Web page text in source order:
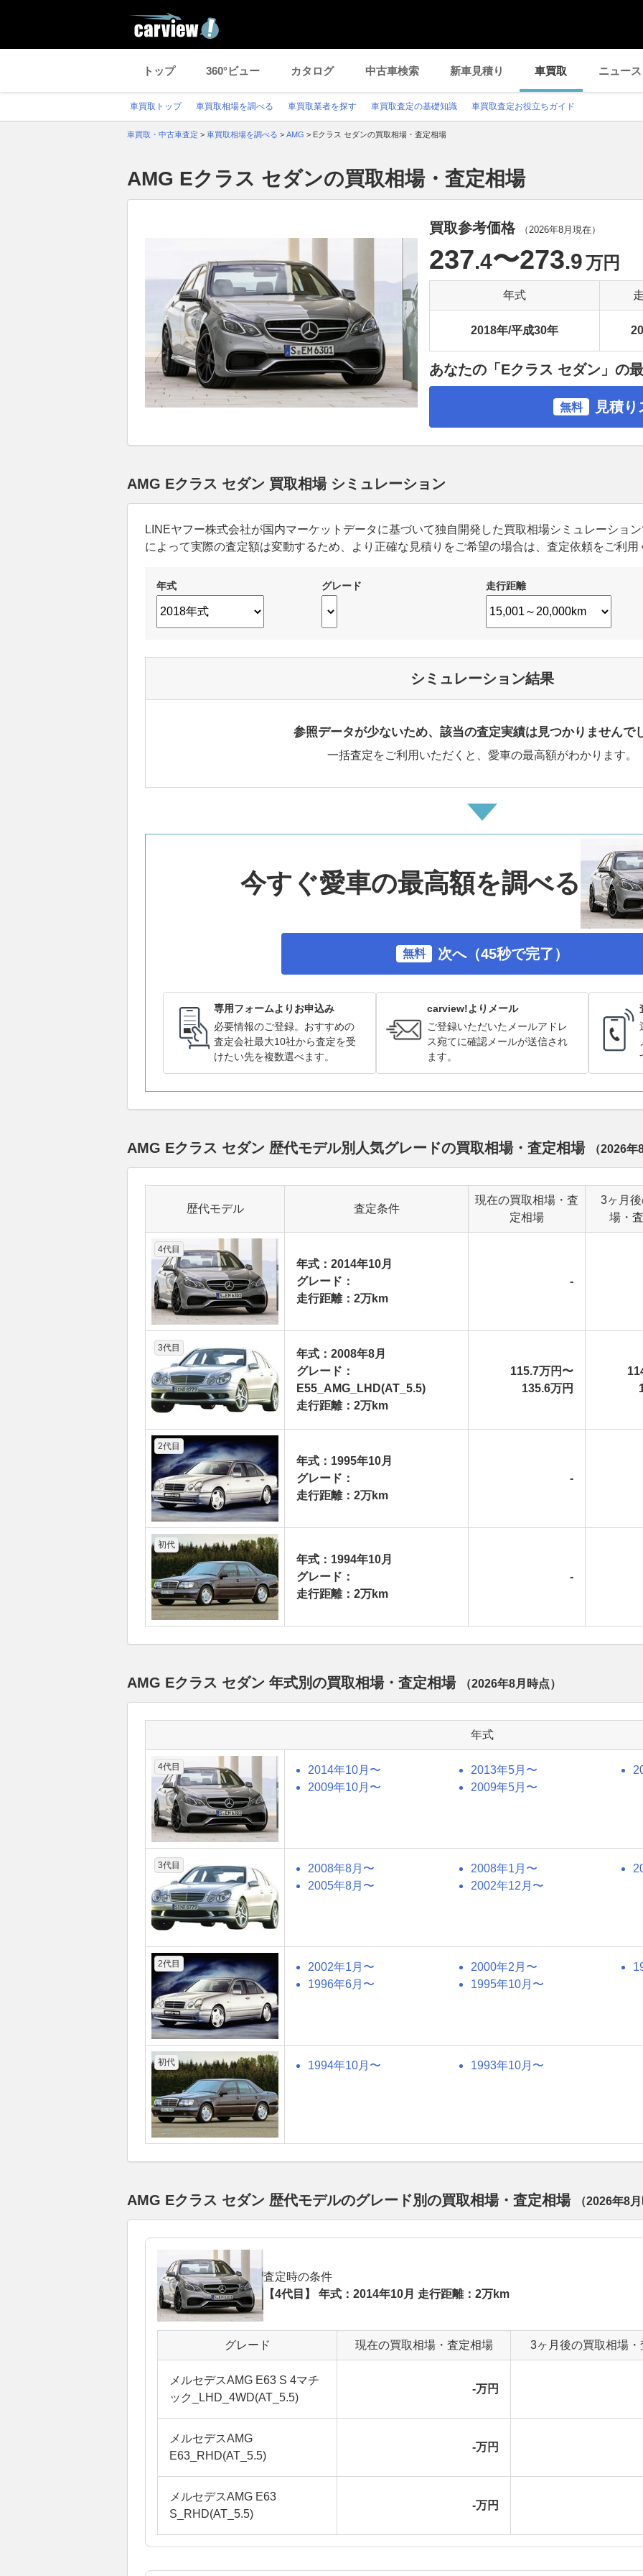
トップ 360°ビュー カタログ 中古車検索 新車見積り 車買取 ニュース
車買取トップ 車買取相場を調べる 車買取業者を探す 車買取査定の基礎知識 車買取査定お役立ちガイド
車買取・中古車査定 > 車買取相場を調べる > AMG > Eクラス セダンの買取相場・査定相場
AMG Eクラス セダンの買取相場・査定相場
買取参考価格 （2026年8月 現在）
237.4〜273.9万円
年式
2018年/平成30年
あなたの「Eクラス セダン」の
無料 見積
AMG Eクラス セダン 買取相場 シミュレーション
LINEヤフー株式会社が国内マーケットデータに基づいて独自開発した買取相場シミュレーショ
によって実際の査定額は変動するため、より正確な見積りをご希望の場合は、査定依頼をご利用
年式 グレード 走行距離
シミュレーション結果
参照データが少ないため、該当の査定実績は見つかりませんで
一括査定をご利用いただくと、愛車の最高額がわかります。
今すぐ愛車の最高額を調べる
無料 次へ（45秒で完了）
専用フォームよりお申込み
必要情報のご登録。おすすめの
査定会社最大10社から査定を受
けたい先を複数選べます。
carview!よりメール
ご登録いただいたメールアドレ
ス宛てに確認メールが送信され
ます。
AMG Eクラス セダン 歴代モデル別人気グレードの買取相場・査定相場 （2026年
歴代モデル 査定条件
現在の買取相場・査
定相場
3ヶ月
場・
4代目
年式：2014年10月
グレード：
走行距離：2万km
-
3代目
年式：2008年8月
グレード：
E55_AMG_LHD(AT_5.5)
走行距離：2万km
115.7万円〜
135.6万円
2代目
年式：1995年10月
グレード：
走行距離：2万km
-
初代
年式：1994年10月
グレード：
走行距離：2万km
-
AMG Eクラス セダン 年式別の買取相場・査定相場 （2026年8月 時点）
年式
4代目 2014年10月〜 2013年5月〜
2009年10月〜
2009年5月〜
3代目 2008年8月〜 2008年1月〜
2005年8月〜
2002年12月〜
2代目 2002年1月〜 2000年2月〜
1996年6月〜
1995年10月〜
初代 1994年10月〜 1993年10月〜
AMG Eクラス セダン 歴代モデルのグレード別の買取相場・査定相場 （2026年8月
査定時の条件
【4代目】 年式：2014年10月 走行距離：2万km
グレード 現在の買取相場・査定相場 3ヶ月後の買取相場・
メルセデスAMG E63 S 4マチ
ック_LHD_4WD(AT_5.5)
-万円
メルセデスAMG
E63_RHD(AT_5.5)
-万円
メルセデスAMG E63
S_RHD(AT_5.5)
-万円